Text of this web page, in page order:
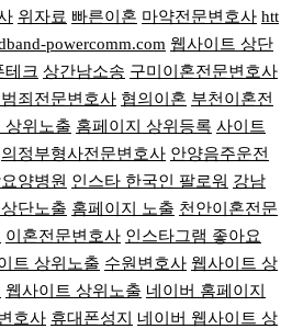
위자료 빠른이혼 마약전문변호사 htt
powercomm.com 웹사이트 상단
테크 상간남소송 구미이혼전문변호사
죄전문변호사 협의이혼 부천이혼전
상위노출 홈페이지 상위등록 사이트
의정부형사전문변호사 안양음주운전
양병원 인스타 한국인 팔로워 강남
단노출 홈페이지 노출 천안이혼전문
이혼전문변호사 인스타그램 좋아요
트 상위노출 수원변호사 웹사이트 상
웹사이트 상위노출 네이버 홈페이지
호사 휴대폰성지
네이버 웹사이트 상